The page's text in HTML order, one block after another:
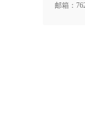
邮箱：